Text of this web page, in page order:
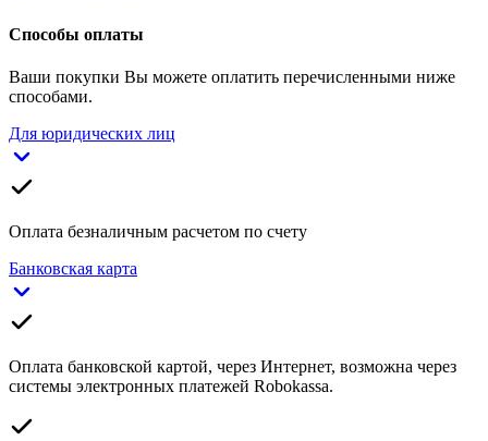
Способы оплаты
Ваши покупки Вы можете оплатить перечисленными ниже
способами.
Для юридических лиц
Оплата безналичным расчетом по счету
Банковская карта
Оплата банковской картой, через Интернет, возможна через
системы электронных платежей Robokassa.